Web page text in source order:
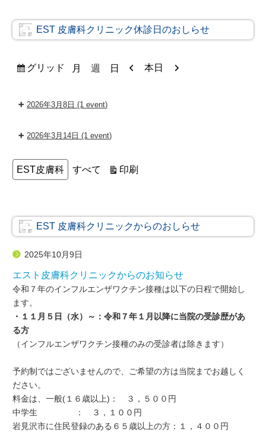
EST 皮膚科クリニック休診日のおしらせ
グリッド 月 週 日
前本日
次
2026年3月8日(1 event)
2026年3月14日(1 event)
カ
テ
ー
EST皮膚科 すべて 印刷
EST 皮膚科クリニックからのおしらせ
2025年10月9日
エスト皮膚科クリニックからのお知らせ
令和７年のインフルエンザワクチン接種は以下の日程で開始し
ます。
・１１月５日（水）～：令和７年１月以降に当院の受診歴があ
る方
（インフルエンザワクチン接種のみの受診者は除きます）
予約制ではございませんので、ご希望の方は当院までお越しく
ださい。
料金は、一般(１６歳以上)： ３，５００円
中学生 ： ３，１００円
岩見沢市に住民登録のある６５歳以上の方：１，４００円